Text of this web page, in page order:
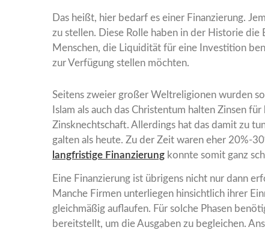
Das heißt, hier bedarf es einer Finanzierung.
zu stellen. Diese Rolle haben in der Historie
Menschen, die Liquidität für eine Investition
zur Verfügung stellen möchten.
Seitens zweier großer Weltreligionen wurden
Islam als auch das Christentum halten Zinsen
Zinsknechtschaft. Allerdings hat das damit zu
galten als heute. Zu der Zeit waren eher 20%-
langfristige Finanzierung konnte somit ganz
Eine Finanzierung ist übrigens nicht nur dann
Manche Firmen unterliegen hinsichtlich ihrer
gleichmäßig auflaufen. Für solche Phasen
bereitstellt, um die Ausgaben zu begleichen.